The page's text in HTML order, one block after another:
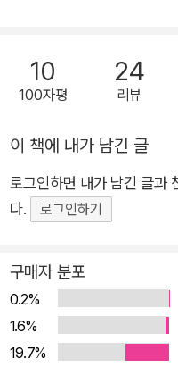
10
100자평
24
리뷰
이 책에 내가 남긴 글
로그인하면 내가 남긴 글과
다.
로그인하기
구매자 분포
0.2%
1.6%
19.7%